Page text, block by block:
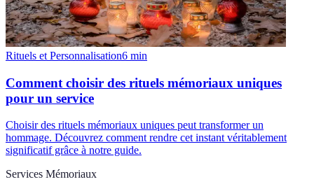
Rituels et Personnalisation6 min
Comment choisir des rituels mémoriaux uniques
pour un service
Choisir des rituels mémoriaux uniques peut transformer un
hommage. Découvrez comment rendre cet instant véritablement
significatif grâce à notre guide.
Services Mémoriaux